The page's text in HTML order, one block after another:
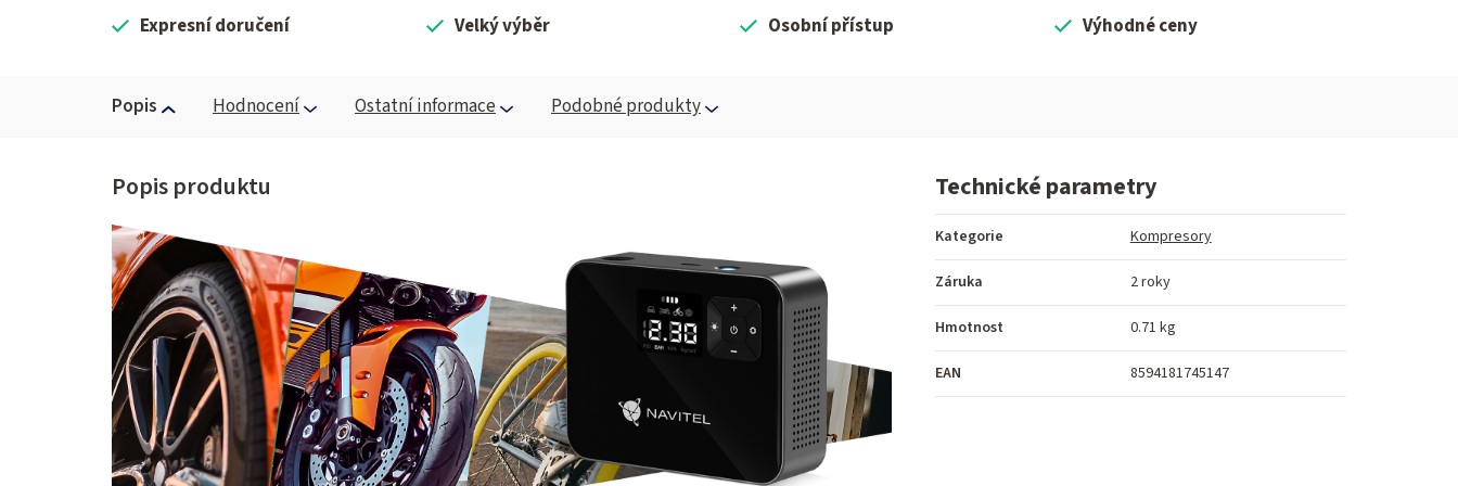
Expresní doručení Velký výběr Osobní přístup Výhodné ceny
Popis Hodnocení Ostatní informace Podobné produkty
Technické parametry
Kategorie Kompresory
Záruka 2 roky
Hmotnost 0.71 kg
EAN 8594181745147